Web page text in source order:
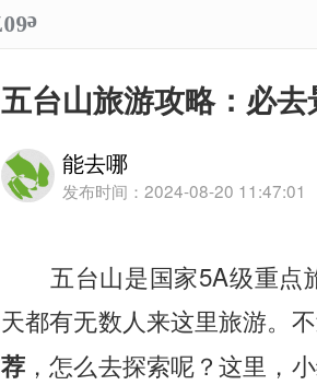
五台山旅游攻略：必
能去哪
发布时间：2024-08-20 11:47:01
五台山是国家5A级重点
天都有无数人来这里旅游。
荐 ，怎么去探索呢？这里，